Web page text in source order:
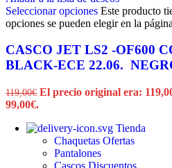
Seleccionar opciones Este producto
opciones se pueden elegir en la
CASCO JET LS2 -OF600
BLACK-ECE 22.06.
119,00€ El precio original era:
99,00€.
Tienda
Chaquetas Ofertas
Pantalones